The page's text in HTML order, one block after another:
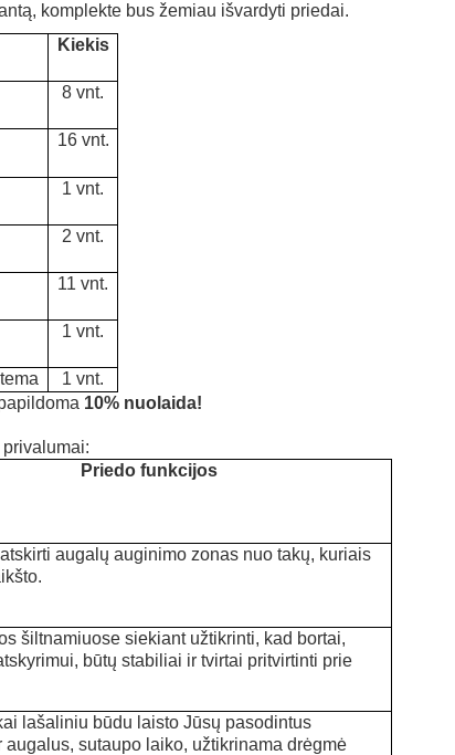
komplekte bus žemiau išvardyti priedai.
Kiekis
8 vnt.
16 vnt.
1 vnt.
2 vnt.
11 vnt.
1 vnt.
1 vnt.
10% nuolaida!
Priedo funkcijos
augalų auginimo zonas nuo takų, kuriais
šiltnamiuose siekiant užtikrinti, kad bortai,
būtų stabiliai ir tvirtai pritvirtinti prie
lašaliniu būdu laisto Jūsų pasodintus
augalus, sutaupo laiko, užtikrinama drėgmė